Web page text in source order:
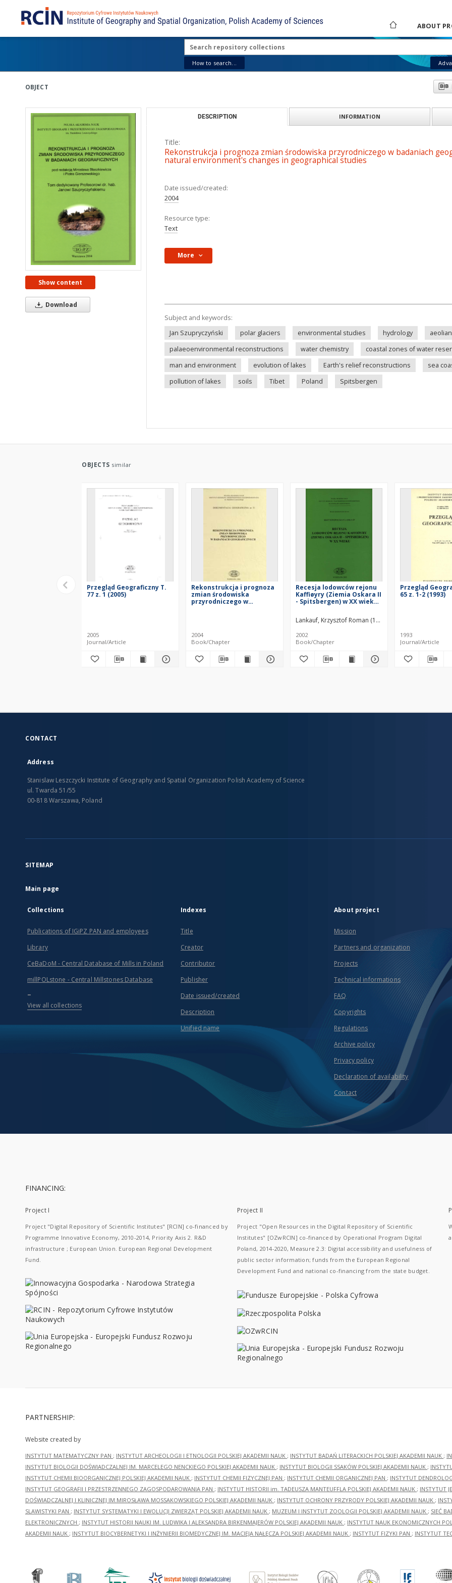
ABOUT
How to search...
OBJECT
Show content
Download
DESCRIPTION INFORMATION
Title:
Rekonstrukcja i prognoza zmian środowiska przyrodniczego w badaniach
natural environment's changes in geographical studies
Date issued/created:
2004
Resource type:
Text
More
Subject and keywords:
Jan Szupryczyński
polar glaciers environmental studies hydrology
palaeoenvironmental reconstructions
water chemistry
coastal zones of water
man and environment
evolution of lakes Earth's relief reconstructions
sea
pollution of lakes
soils Tibet Poland Spitsbergen
OBJECTS similar
Przegląd Geograficzny T.
77 z. 1 (2005)
2005
Journal/Article
Rekonstrukcja i prognoza
zmian środowiska
przyrodniczego w
2004
Book/Chapter
Recesja lodowców rejonu
Kaffiøyry (Ziemia Oskara II
- Spitsbergen) w XX wieku
in the Kaffiøyra region
(Oskar II Land -
twentieth century
Lankauf, Krzysztof Roman (1945– )
2002
Book/Chapter
Przegląd
65 z. 1-2 (1993)
1993
Journal/Article
CONTACT
Address
Stanislaw Leszczycki Institute of Geography and Spatial Organization Polish Academy of Science
ul. Twarda 51/55
00-818 Warszawa, Poland
SITEMAP
Main page
Collections
Publications of IGiPZ PAN and employees
Library
CeBaDoM - Central Database of Mills in Poland
millPOLstone - Central Millstones Database
...
View all collections
Indexes
Title
Creator
Contributor
Publisher
Date issued/created
Description
Unified name
About project
Mission
Partners and organization
Projects
Technical informations
FAQ
Copyrights
Regulations
Archive policy
Privacy policy
Declaration of availability
Contact
FINANCING:
Project I
Project "Digital Repository of Scientific Institutes" [RCIN] co-financed by
Programme Innovative Economy, 2010-2014, Priority Axis 2. R&D
infrastructure ; European Union. European Regional Development
Fund.
Project II
Project "Open Resources in the Digital Repository of Scientific
Institutes" [OZwRCIN] co-financed by Operational Program Digital
Poland, 2014-2020, Measure 2.3: Digital accessibility and usefulness of
public sector information; funds from the European Regional
Development Fund and national co-financing from the state budget.
PARTNERSHIP:
Website created by
INSTYTUT MATEMATYCZNY PAN ; INSTYTUT ARCHEOLOGII I ETNOLOGII POLSKIEJ AKADEMII NAUK ; INSTYTUT BADAŃ LITERACKICH POLSKIEJ AKADEMII NAUK ;
INSTYTUT BIOLOGII DOŚWIADCZALNEJ IM. MARCELEGO NENCKIEGO POLSKIEJ AKADEMII NAUK ; INSTYTUT BIOLOGII SSAKÓW POLSKIEJ AKADEMII NAUK ;
INSTYTUT CHEMII BIOORGANICZNEJ POLSKIEJ AKADEMII NAUK ; INSTYTUT CHEMII FIZYCZNEJ PAN ; INSTYTUT CHEMII ORGANICZNEJ PAN ; INSTYTUT
INSTYTUT GEOGRAFII I PRZESTRZENNEGO ZAGOSPODAROWANIA PAN ; INSTYTUT HISTORII im. TADEUSZA MANTEUFFLA POLSKIEJ AKADEMII NAUK ; INSTYTUT
DOŚWIADCZALNEJ I KLINICZNEJ IM.MIROSŁAWA MOSSAKOWSKIEGO POLSKIEJ AKADEMII NAUK ; INSTYTUT OCHRONY PRZYRODY POLSKIEJ AKADEMII NAUK ;
SLAWISTYKI PAN ; INSTYTUT SYSTEMATYKI I EWOLUCJI ZWIERZĄT POLSKIEJ AKADEMII NAUK ; MUZEUM I INSTYTUT ZOOLOGII POLSKIEJ AKADEMII NAUK ; SIEĆ
ELEKTRONICZNYCH ; INSTYTUT HISTORII NAUKI IM. LUDWIKA I ALEKSANDRA BIRKENMAJERÓW POLSKIEJ AKADEMII NAUK ; INSTYTUT NAUK EKONOMICZNYCH
AKADEMII NAUK ; INSTYTUT BIOCYBERNETYKI I INŻYNIERII BIOMEDYCZNEJ IM. MACIEJA NAŁĘCZA POLSKIEJ AKADEMII NAUK ; INSTYTUT FIZYKI PAN ; INSTYTUT